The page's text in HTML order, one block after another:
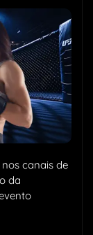
canais de
da